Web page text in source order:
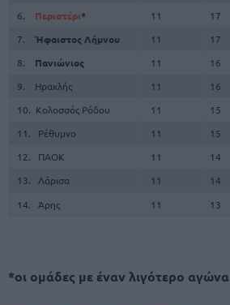
6.
Περιστέρι* 11 17
7. Ήφαιστος Λήμνου 11 17
8. Πανιώνιος 11 16
9. Ηρακλής
11 16
10. Κολοσσός Ρόδου
11 15
11. Ρέθυμνο
11 15
12. ΠΑΟΚ
11 14
13. Λάρισα
11 14
14. Άρης
11 13
*οι ομάδες με έναν λιγότερο αγώνα